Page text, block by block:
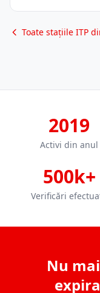
Toate stațiile ITP
2019
Activi din anul
500k+
Verificări
Nu